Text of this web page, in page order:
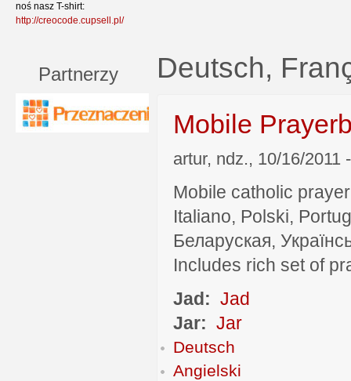
noś nasz T-shirt:
http://creocode.cupsell.pl/
Partnerzy Deutsch,
Mobile
artur, ndz., 10/16/2011
Mobile catholic
Italiano, Polski,
Беларуская,
Includes rich set of
Jad: Jad
Jar: Jar
Deutsch
Angielski